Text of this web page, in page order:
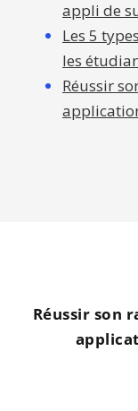
Réussir son